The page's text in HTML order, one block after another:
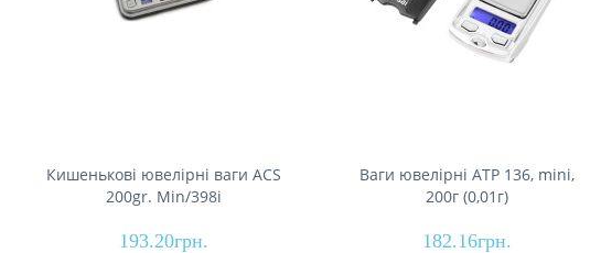
Кишенькові ювелірні ваги ACS
200gr. Min/398i
193.20грн.
Ваги ювелірні AТР 136, mini,
200г (0,01г)
182.16грн.